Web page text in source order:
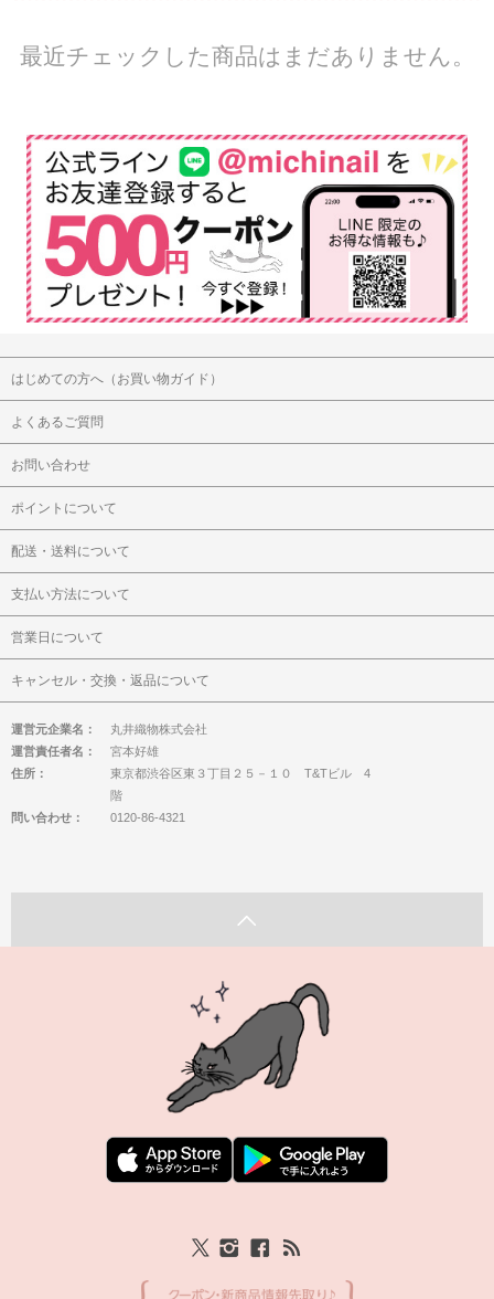
最近チェックした商品はまだありません。
はじめての方へ（お買い物ガイド）
よくあるご質問
お問い合わせ
ポイントについて
配送・送料について
支払い方法について
営業日について
キャンセル・交換・返品について
運営元企業名：
丸井織物株式会社
運営責任者名：
宮本好雄
住所：
東京都渋谷区東３丁目２５－１０ T&Tビル 4
階
問い合わせ：
0120-86-4321